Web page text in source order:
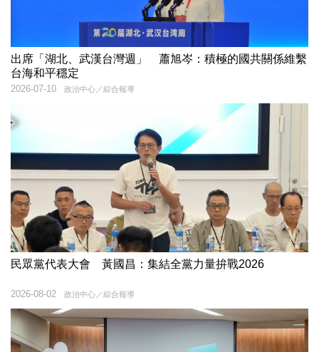
出席「湖北、武漢台灣週」 蕭旭岑：積極的國共關係維繫
台海和平穩定
政治中心／綜合報導
2026-07-10
民眾黨代表大會 黃國昌：集結全黨力量拚戰2026
政治中心／綜合報導
2026-08-02